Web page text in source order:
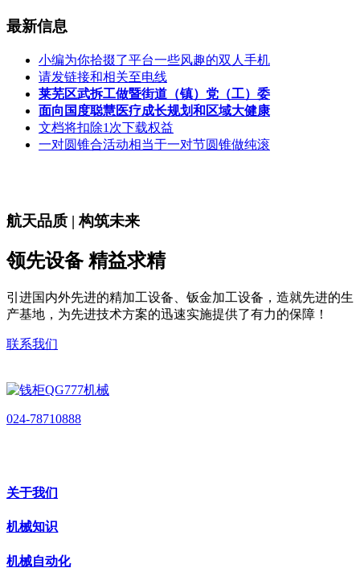
最新信息
小编为你拾掇了平台一些风趣的双人手机
请发链接和相关至电线
莱芜区武拆工做暨街道（镇）党（工）委
面向国度聪慧医疗成长规划和区域大健康
文档将扣除1次下载权益
一对圆锥合活动相当于一对节圆锥做纯滚
航天品质 | 构筑未来
领先设备 精益求精
引进国内外先进的精加工设备、钣金加工设备，造就先进的生
产基地，为先进技术方案的迅速实施提供了有力的保障！
联系我们
024-78710888
关于我们
机械知识
机械自动化